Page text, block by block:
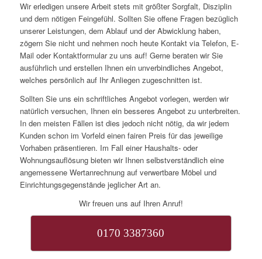
Wir erledigen unsere Arbeit stets mit größter Sorgfalt, Disziplin
und dem nötigen Feingefühl. Sollten Sie offene Fragen bezüglich
unserer Leistungen, dem Ablauf und der Abwicklung haben,
zögern Sie nicht und nehmen noch heute Kontakt via Telefon, E-
Mail oder Kontaktformular zu uns auf! Gerne beraten wir Sie
ausführlich und erstellen Ihnen ein unverbindliches Angebot,
welches persönlich auf Ihr Anliegen zugeschnitten ist.
Sollten Sie uns ein schriftliches Angebot vorlegen, werden wir
natürlich versuchen, Ihnen ein besseres Angebot zu unterbreiten.
In den meisten Fällen ist dies jedoch nicht nötig, da wir jedem
Kunden schon im Vorfeld einen fairen Preis für das jeweilige
Vorhaben präsentieren. Im Fall einer Haushalts- oder
Wohnungsauflösung bieten wir Ihnen selbstverständlich eine
angemessene Wertanrechnung auf verwertbare Möbel und
Einrichtungsgegenstände jeglicher Art an.
Wir freuen uns auf Ihren Anruf!
0170 3387360